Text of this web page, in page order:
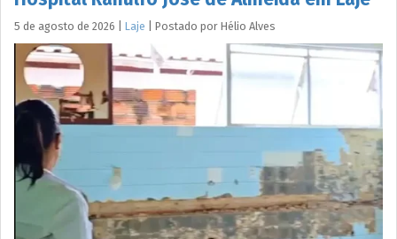
5 de agosto de 2026 Laje Postado por Hélio Alves